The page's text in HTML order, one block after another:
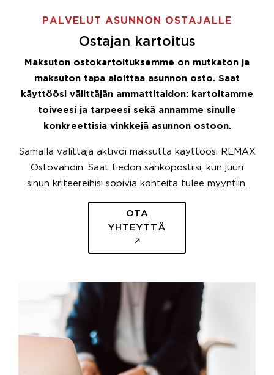
PALVELUT ASUNNON OSTAJALLE
Ostajan kartoitus
Maksuton ostokartoituksemme on mutkaton ja
maksuton tapa aloittaa asunnon osto. Saat
käyttöösi välittäjän ammattitaidon: kartoitamme
toiveesi ja tarpeesi sekä annamme sinulle
konkreettisia vinkkejä asunnon ostoon.
Samalla välittäjä aktivoi maksutta käyttöösi REMAX
Ostovahdin. Saat tiedon sähköpostiisi, kun juuri
sinun kriteereihisi sopivia kohteita tulee myyntiin.
OTA
YHTEYTTÄ